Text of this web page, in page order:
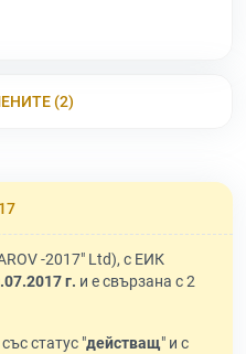
(2)
-2017" Ltd), с ЕИК
г. и е свързана с 2
статус "действащ" и с